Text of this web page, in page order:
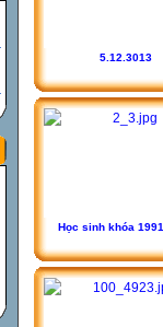
5.12.3013
Học sinh khóa